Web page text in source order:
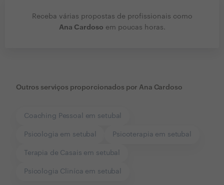
Receba várias propostas de profissionais como
Ana Cardoso em poucas horas.
Outros serviços proporcionados por Ana Cardoso
Coaching Pessoal em setubal
Psicologia em setubal Psicoterapia em setubal
Terapia de Casais em setubal
Psicologia Cliníca em setubal